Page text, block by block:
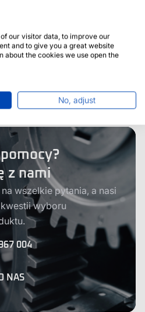
Drążek Tie Rod
z nami
wszelkie pytania, a nasi
wyboru
004
NAS
our visitor data, to improve our
and to give you a great website
about the cookies we use open the
No, adjust